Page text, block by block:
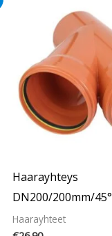
Haarayhteys
DN200/200mm/45°
Haarayhteet